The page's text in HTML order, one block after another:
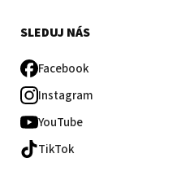
SLEDUJ NÁS
Facebook
Instagram
YouTube
TikTok